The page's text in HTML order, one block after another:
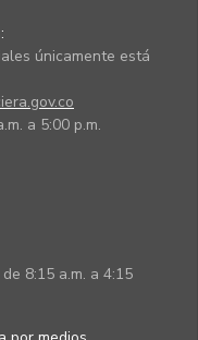
únicamente está
a 5:00 p.m.
8:15 a.m. a 4:15